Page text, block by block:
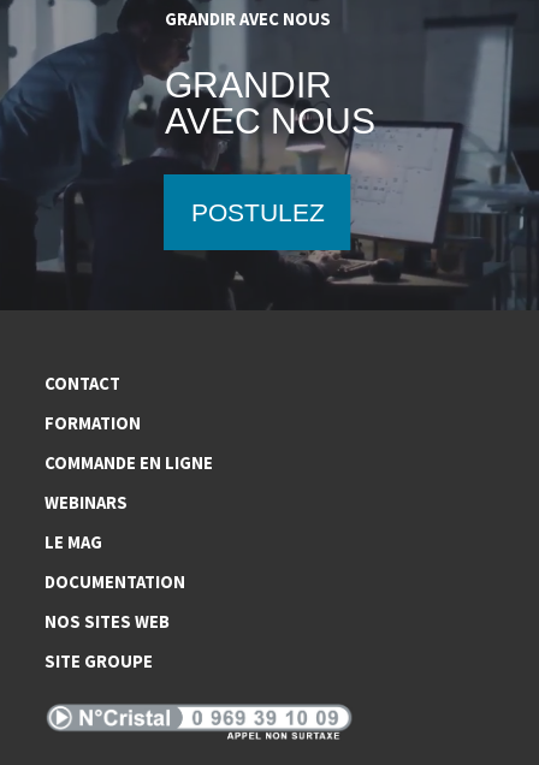
GRANDIR AVEC NOUS
GRANDIR
AVEC NOUS
POSTULEZ
CONTACT
FORMATION
COMMANDE EN LIGNE
WEBINARS
LE MAG
DOCUMENTATION
NOS SITES WEB
SITE GROUPE